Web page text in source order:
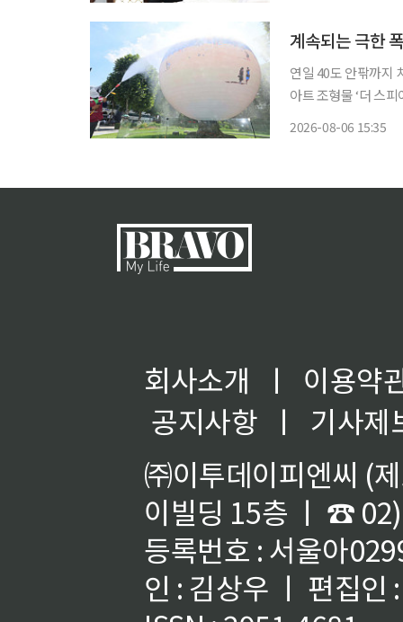
계속되는 극한
연일 40도 안팎까지
아트 조형물 ‘더 스
2026-08-06 15:35
회사소개 ㅣ
이용약
공지사항
ㅣ
기사제
㈜이투데이피엔씨 (
이빌딩 15층 ㅣ ☎
등록번호 : 서울아
인 : 김상우 ㅣ 편집인